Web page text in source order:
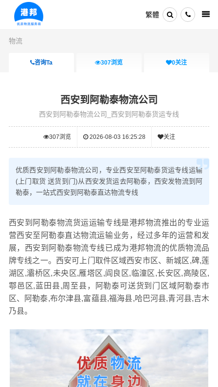
繁體
物流
咨询Ta 307浏览 0关注
西安到阿勒泰物流公司
西安到阿勒泰物流公司_西安到阿勒泰货运专线
307浏览 2026-08-03 16:25:28 关注
优质西安到阿勒泰物流公司，专业西安至阿勒泰货运专线运输
(上门取货 送货到门)从西安发货运去阿勒泰，西安发物流到阿
勒泰，一站式西安到阿勒泰直达物流专线
西安到阿勒泰物流货运运输专线是港邦物流推出的专业运
营西安至阿勒泰直达物流运输业务，经过多年的运营和发
展，西安到阿勒泰物流专线已成为港邦物流的优质物流品
牌专线之一。西安可上门取件区域西安市区、新城区,碑,莲
湖区,灞桥区,未央区,雁塔区,阎良区,临潼区,长安区,高陵区,
鄠邑区,蓝田县,周至县，阿勒泰可送货到门区域阿勒泰市
区、阿勒泰,布尔津县,富蕴县,福海县,哈巴河县,青河县,吉木
乃县。